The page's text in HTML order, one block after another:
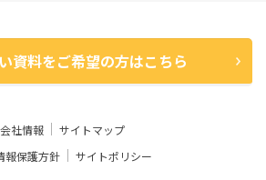
資料をご希望の方はこちら
会社情報
サイトマップ
報保護方針
サイトポリシー